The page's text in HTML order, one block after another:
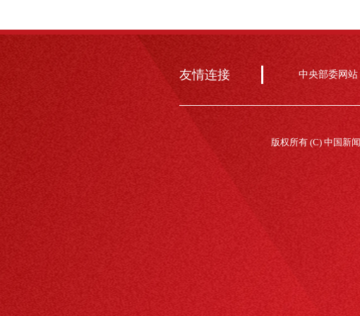
友情连接 中央部委网站
版权所有 (C) 中国新